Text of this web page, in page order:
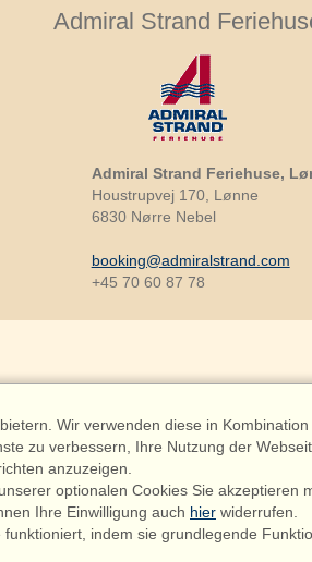
Admiral Strand
Admiral Strand Feriehuse,
Houstrupvej 170, Lønne
6830 Nørre Nebel
booking@admiralstrand.com
+45 70 60 87 78
| CVR 27 23 39 10 |
Løkken, Nordjylland, Dänemark,
Wir verwenden diese in
zu verbessern, Ihre Nutzung der
anzuzeigen.
optionalen Cookies Sie akzeptieren
Ihre Einwilligung auch hier widerrufen.
indem sie grundlegende